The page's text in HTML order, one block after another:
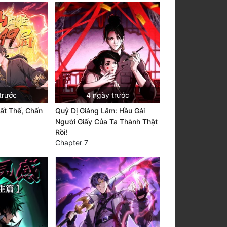
Thế, Chấn
4 ngày trước
Quỷ Dị Giáng Lâm: Hầu Gái
Người Giấy Của Ta Thành Thật
Rồi!
Chapter 7